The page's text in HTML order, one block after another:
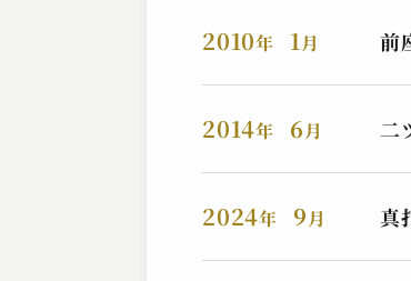
2010年 1月 前
2014年 6月 二
2024年 9月 真